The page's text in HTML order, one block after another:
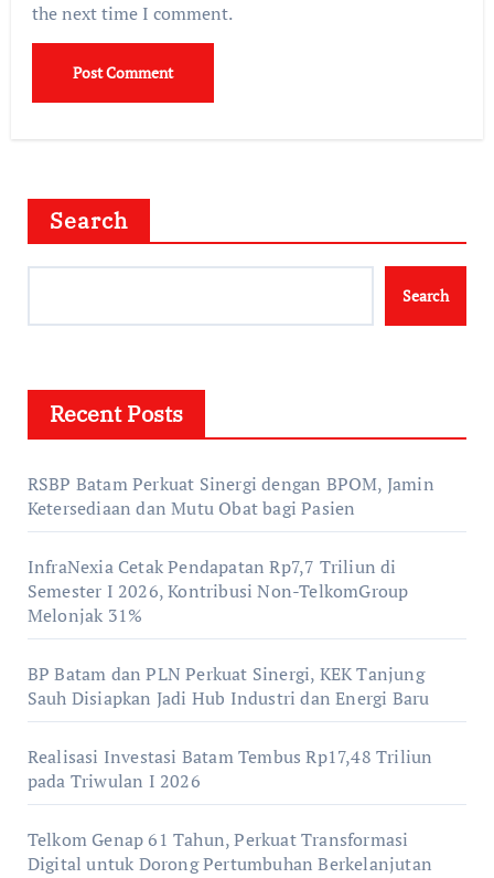
the next time I comment.
Search
Search
Recent Posts
RSBP Batam Perkuat Sinergi dengan BPOM, Jamin
Ketersediaan dan Mutu Obat bagi Pasien
InfraNexia Cetak Pendapatan Rp7,7 Triliun di
Semester I 2026, Kontribusi Non-TelkomGroup
Melonjak 31%
BP Batam dan PLN Perkuat Sinergi, KEK Tanjung
Sauh Disiapkan Jadi Hub Industri dan Energi Baru
Realisasi Investasi Batam Tembus Rp17,48 Triliun
pada Triwulan I 2026
Telkom Genap 61 Tahun, Perkuat Transformasi
Digital untuk Dorong Pertumbuhan Berkelanjutan